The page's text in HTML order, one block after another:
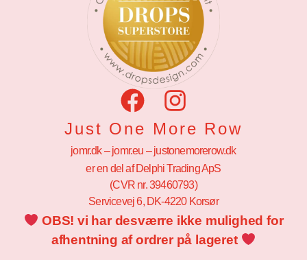
Just One More Row
jomr.dk – jomr.eu – justonemorerow.dk
er en del af Delphi Trading ApS
(CVR nr. 39460793)
Servicevej 6, DK-4220 Korsør
OBS! vi har desværre ikke mulighed for
afhentning af ordrer på lageret